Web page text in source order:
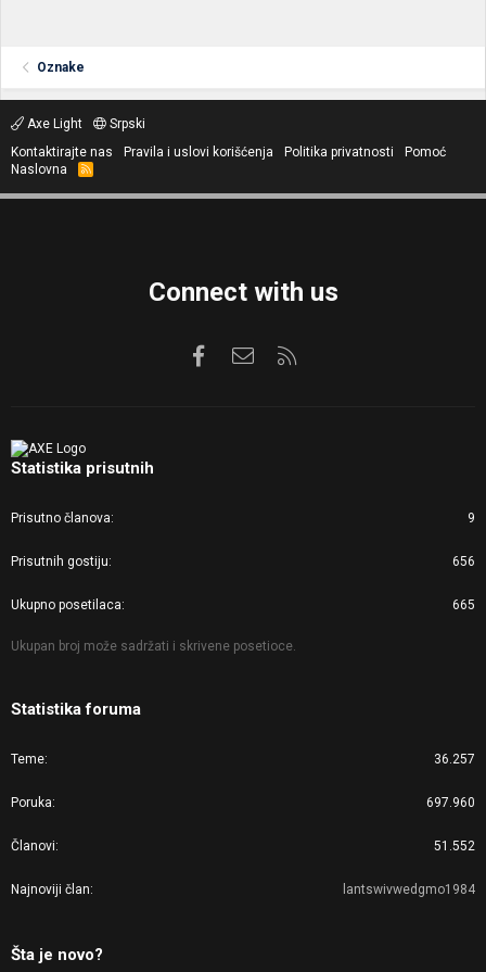
Oznake
Axe Light
Srpski
Kontaktirajte nas
Pravila i uslovi korišćenja Politika privatnosti
Pomoć
Naslovna
R
S
Connect with us
FacebookKontaktirajte nas
Statistika prisutnih
Prisutno članova 9
Prisutnih gostiju 656
Ukupno posetilaca 665
Ukupan broj može sadržati i skrivene posetioce.
Statistika foruma
Teme 36.257
Poruka 697.960
Članovi 51.552
Najnoviji član lantswivwedgmo1984
Šta je novo?